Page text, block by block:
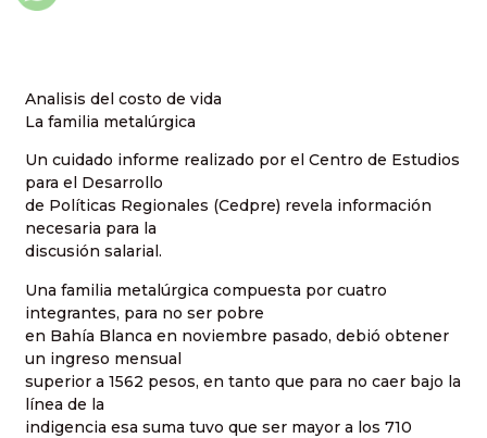
Analisis del costo de vida
La familia metalúrgica
Un cuidado informe realizado por el Centro de Estudios
para el Desarrollo
de Políticas Regionales (Cedpre) revela información
necesaria para la
discusión salarial.
Una familia metalúrgica compuesta por cuatro
integrantes, para no ser pobre
en Bahía Blanca en noviembre pasado, debió obtener
un ingreso mensual
superior a 1562 pesos, en tanto que para no caer bajo la
línea de la
indigencia esa suma tuvo que ser mayor a los 710